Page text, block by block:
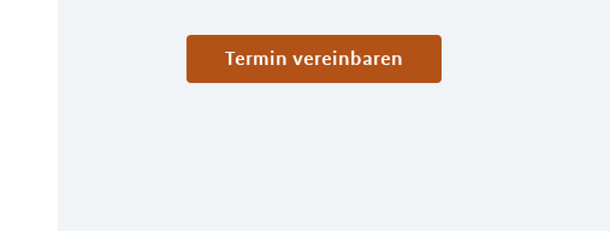
Termin vereinbaren